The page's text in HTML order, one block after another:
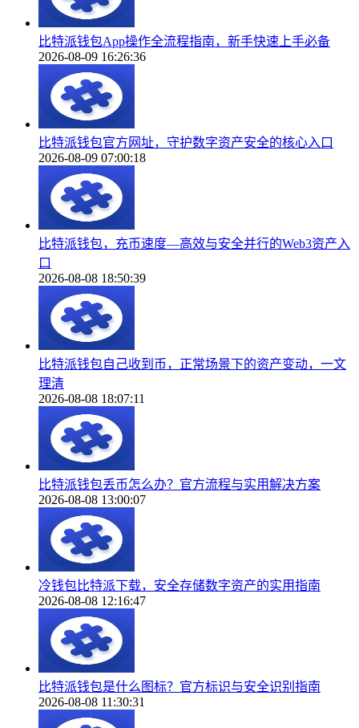
比特派钱包App操作全流程指南，新手快速上手必备
2026-08-09 16:26:36
比特派钱包官方网址，守护数字资产安全的核心入口
2026-08-09 07:00:18
比特派钱包，充币速度—高效与安全并行的Web3资产入
口
2026-08-08 18:50:39
比特派钱包自己收到币，正常场景下的资产变动，一文
理清
2026-08-08 18:07:11
比特派钱包丢币怎么办？官方流程与实用解决方案
2026-08-08 13:00:07
冷钱包比特派下载，安全存储数字资产的实用指南
2026-08-08 12:16:47
比特派钱包是什么图标？官方标识与安全识别指南
2026-08-08 11:30:31